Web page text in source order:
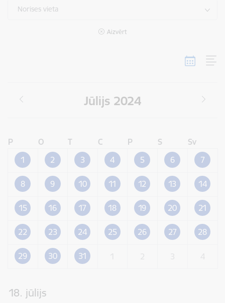
Norises vieta
Aizvērt
Jūlijs 2024
P O T C P S
Sv
1
2 3 4 5 6 7
8 9 10 11 12 13 14
15 16 17 18 19 20 21
22 23 24 25 26 27 28
29 30 31
18. jūlijs